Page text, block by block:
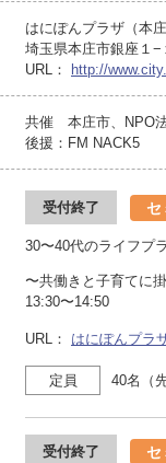
はにぽんプラザ（本
埼玉県本庄市銀座１−
URL：
http://
共催 本庄市、NPO
後援：FM NACK5
受付終了 セ
30〜40代のライフプ
〜共働きと子育てに
13:30〜14:50
URL： はにぽんプラ
定員 40名（
受付終了 セ